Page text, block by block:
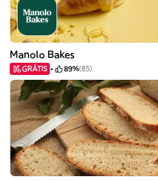
Manolo Bakes
GRÁTIS 89%(85)